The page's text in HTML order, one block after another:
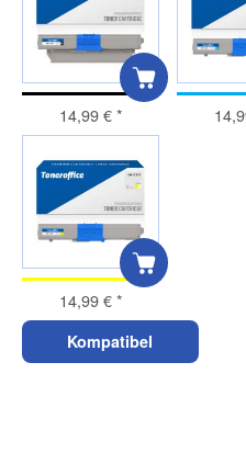
14,99 €*
14,99 €*
Kompatibel